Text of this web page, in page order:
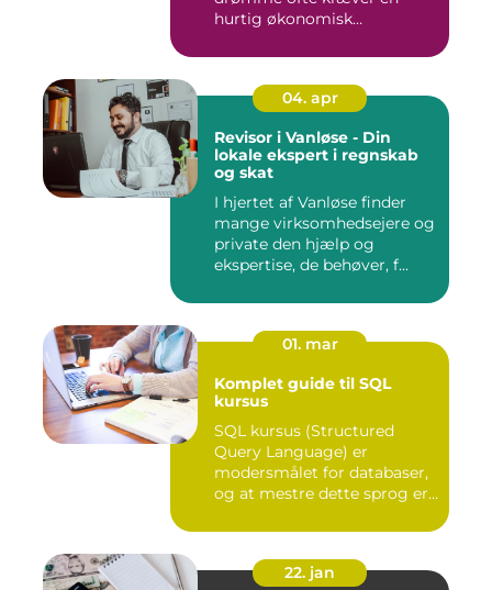
hurtig økonomisk
04. apr
Revisor i Vanløse - Din
lokale ekspert i regnskab
og skat
I hjertet af Vanløse finder
mange virksomhedsejere og
private den hjælp og
ekspertise, de behøver, f...
01. mar
Komplet guide til SQL
kursus
SQL kursus (Structured
Query Language) er
modersmålet for databaser,
og at mestre dette sprog er
22. jan